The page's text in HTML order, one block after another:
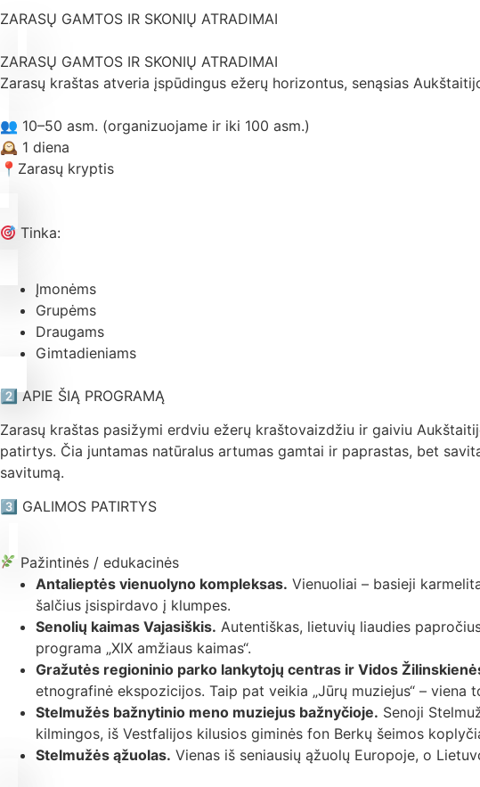
ZARASŲ GAMTOS IR SKONIŲ ATRADIMAI
ZARASŲ GAMTOS IR SKONIŲ ATRADIMAI
Zarasų kraštas atveria įspūdingus ežerų horizontus, senąsias
👥 10–50 asm. (organizuojame ir iki 100 asm.)
🕰 1 diena
📍Zarasų kryptis
Tinka:
Įmonėms
Grupėms
Draugams
Gimtadieniams
2️⃣ APIE ŠIĄ PROGRAMĄ
Zarasų kraštas pasižymi erdviu ežerų kraštovaizdžiu ir gaiviu
patirtys. Čia juntamas natūralus artumas gamtai ir paprastas, bet
savitumą.
3️⃣ GALIMOS PATIRTYS
Pažintinės / edukacinės
Antalieptės vienuolyno kompleksas. Vienuoliai – basieji
šalčius įsispirdavo į klumpes.
Senolių kaimas Vajasiškis. Autentiškas, lietuvių liaudies
programa „XIX amžiaus kaimas“.
Gražutės regioninio parko lankytojų centras ir Vidos
etnografinė ekspozicijos. Taip pat veikia „Jūrų muziejus“ –
Stelmužės bažnytinio meno muziejus bažnyčioje. Senoji
kilmingos, iš Vestfalijos kilusios giminės fon Berkų šeimos
Stelmužės ąžuolas. Vienas iš seniausių ąžuolų Europoje, o